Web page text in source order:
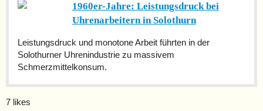
1960er-Jahre: Leistungsdruck bei
Uhrenarbeitern in Solothurn
Leistungsdruck und monotone Arbeit führten in der
Solothurner Uhrenindustrie zu massivem
Schmerzmittelkonsum.
7 likes